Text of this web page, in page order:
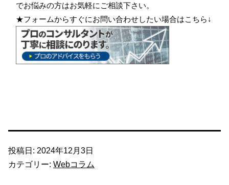
でお悩みの方はお気軽にご相談下さい。
★フォームからすぐにお問い合わせしたい場合はこちら↓
投稿日: 2024年12月3日
カテゴリー: Webコラム